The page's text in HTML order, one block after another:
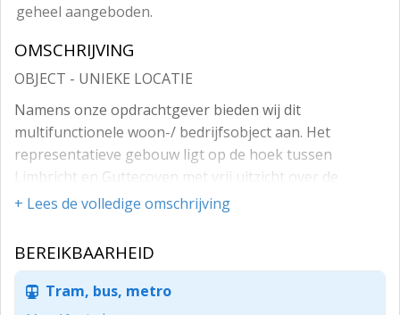
geheel aangeboden.
OMSCHRIJVING
OBJECT - UNIEKE LOCATIE
Namens onze opdrachtgever bieden wij dit
multifunctionele woon-/ bedrijfsobject aan. Het
representatieve gebouw ligt op de hoek tussen
Limbricht en Guttecoven met vrij uitzicht over de
velden. De locatie bestaat uit 3 verschillende
souterrain (verhuurd).
WONING
+ Lees de volledige omschrijving
BEREIKBAARHEID
Tram, bus, metro